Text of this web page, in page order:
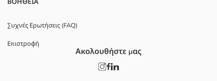
Συχνές Ερωτήσεις (FAQ)
Επιστροφή
Ακολουθήστε μας